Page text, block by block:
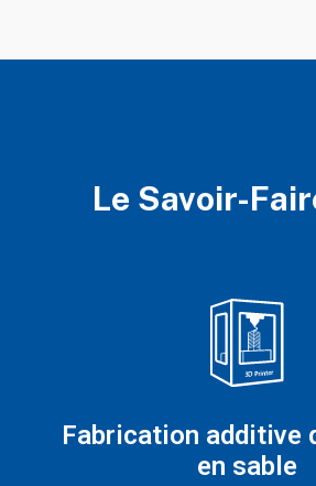
Le Savoir-
Fabrication additive
en sable